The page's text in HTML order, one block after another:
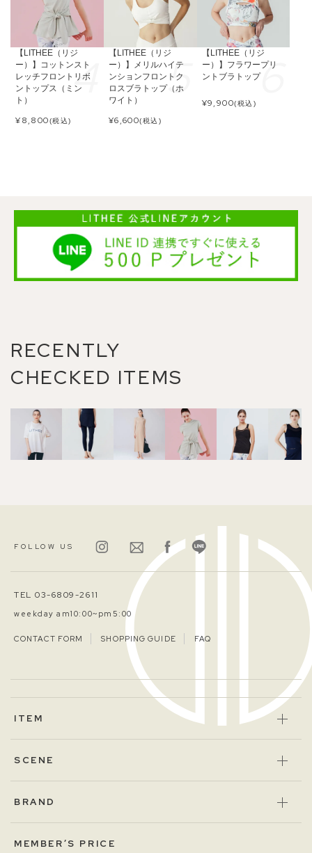
【LITHEE（リジ
ー）】コットンスト
レッチフロントリボ
ントップス（ミン
ト）
¥8,800(税込)
【LITHEE（リジ
ー）】メリルハイテ
ンションフロントク
ロスブラトップ（ホ
ワイト）
¥6,600(税込)
【LITHEE（リジ
ー）】フラワープリ
ントブラトップ
¥9,900(税込)
RECENTLY
CHECKED ITEMS
FOLLOW US
TEL 03-6809-2611
weekday am10:00~pm5:00
CONTACT FORM SHOPPING GUIDE FAQ
ITEM
SCENE
BRAND
MEMBER’S PRICE